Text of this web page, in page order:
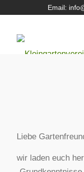
Email:
Liebe
wir laden euch